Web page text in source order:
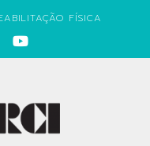
FÍSICA